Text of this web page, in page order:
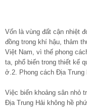
Vốn là vùng đất cận nhiệt
đồng trong khí hậu, thảm
Việt Nam, vì thế phong
ta, phổ biến trong thiết kế
ở.2. Phong cách Địa Trung
Việc biến khoảng sân nhỏ
Địa Trung Hải không hề